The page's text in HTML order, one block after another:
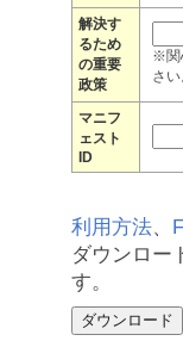
解決す
るため
の重要
政策
※関
さい
マニフ
ェスト
ID
利用方法、
ダウンロー
す。